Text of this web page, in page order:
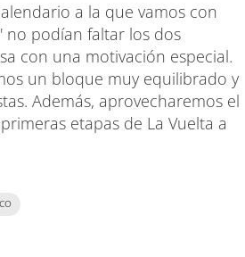
a la que vamos con
no podían faltar los dos
con una motivación especial.
un bloque muy equilibrado y
Además, aprovecharemos el
etapas de La Vuelta a